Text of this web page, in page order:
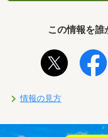
この情報を
情報の見方